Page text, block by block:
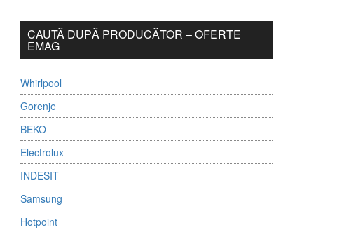
CAUTĂ DUPĂ PRODUCĂTOR – OFERTE
EMAG
Whirlpool
Gorenje
BEKO
Electrolux
INDESIT
Samsung
Hotpoint